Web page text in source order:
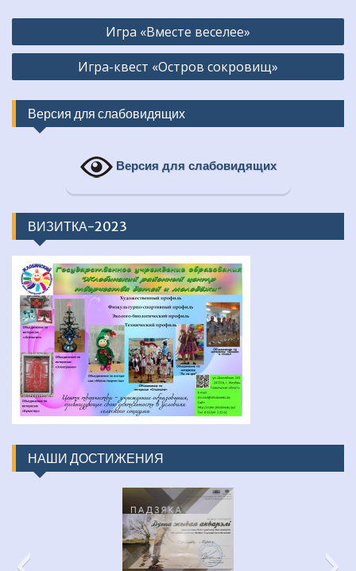
Навигация
по
Игра «Вместе веселее»
Игра-квест «Остров сокровищ»
Версия для слабовидящих
Версия для слабовидящих
ВИЗИТКА-2023
НАШИ ДОСТИЖЕНИЯ